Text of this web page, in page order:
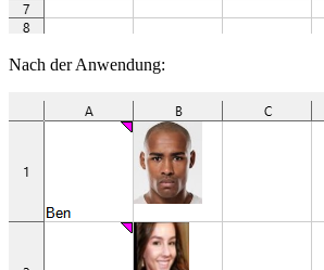
Nach der Anwendung: